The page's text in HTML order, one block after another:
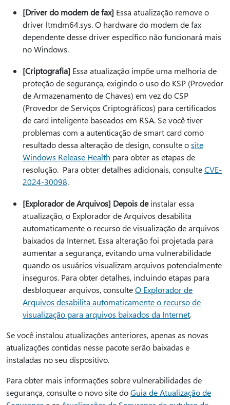
[Driver do modem de fax] Essa atualização remove o
driver ltmdm64.sys. O hardware do modem de fax
dependente desse driver específico não funcionará mais
no Windows.
[Criptografia] Essa atualização impõe uma melhoria de
proteção de segurança, exigindo o uso do KSP (Provedor
de Armazenamento de Chaves) em vez do CSP
(Provedor de Serviços Criptográficos) para certificados
de card inteligente baseados em RSA. Se você tiver
problemas com a autenticação de smart card como
resultado dessa alteração de design, consulte osite
Windows Release Health para obter as etapas de
resolução. Para obter detalhes adicionais, consulteCVE-
2024-30098.
[Explorador de Arquivos] Depois deinstalar essa
atualização, o Explorador de Arquivos desabilita
automaticamente o recurso de visualização de arquivos
baixados da Internet. Essa alteração foi projetada para
aumentar a segurança, evitando uma vulnerabilidade
quando os usuários visualizam arquivos potencialmente
inseguros. Para obter detalhes, incluindo etapas para
desbloquear arquivos, consulteO Explorador de
Arquivos desabilita automaticamente o recurso de
visualização para arquivos baixados da Internet.
Se você instalou atualizações anteriores, apenas as novas
atualizações contidas nesse pacote serão baixadas e
instaladas no seu dispositivo.
Para obter mais informações sobre vulnerabilidades de
segurança, consulte o novo site doGuia de Atualização de